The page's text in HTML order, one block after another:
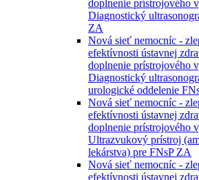
doplnenie prístrojového
Diagnostický
ZA
Nová sieť nemocníc -
efektívnosti ústavnej
doplnenie prístrojového
Diagnostický
urologické oddelenie
Nová sieť nemocníc -
efektívnosti ústavnej
doplnenie prístrojového
Ultrazvukový prístroj
lekárstva) pre FNsP ZA
Nová sieť nemocníc -
efektívnosti ústavnej